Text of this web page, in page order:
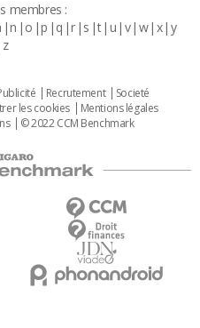
membres :
n o p q r s t u v w x y
z
Recrutement
Societé
les cookies
Mentions légales
© 2022 CCM Benchmark